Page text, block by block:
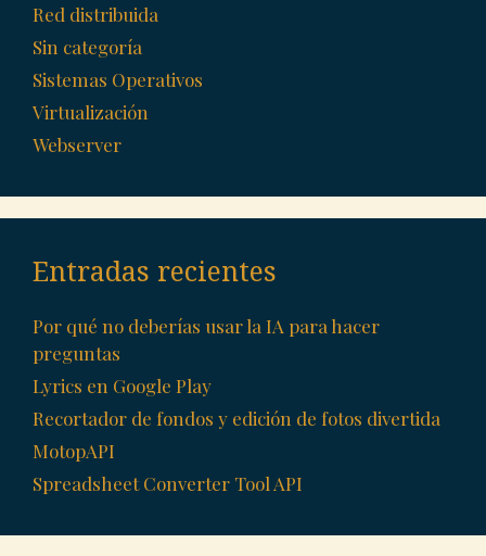
Red distribuida
Sin categoría
Sistemas Operativos
Virtualización
Webserver
Entradas recientes
Por qué no deberías usar la IA para hacer
preguntas
Lyrics en Google Play
Recortador de fondos y edición de fotos divertida
MotopAPI
Spreadsheet Converter Tool API